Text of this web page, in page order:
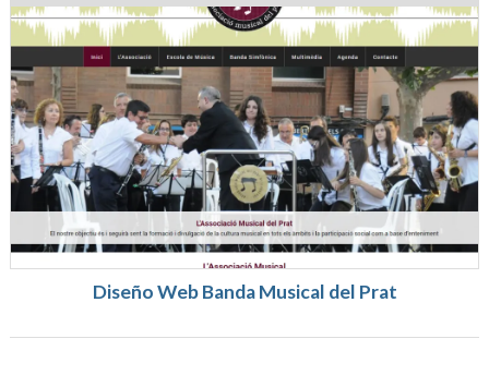
Diseño Web Banda Musical del Prat